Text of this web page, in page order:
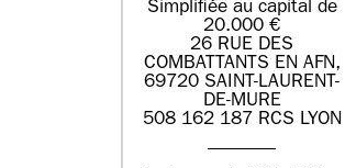
Simplifiée au capital de
20.000 €
26 RUE DES
COMBATTANTS EN AFN,
69720 SAINT-LAURENT-
DE-MURE
508 162 187 RCS LYON